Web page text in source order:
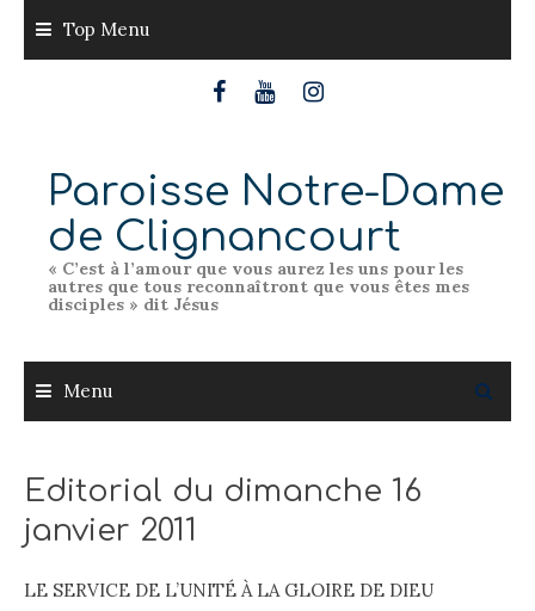
content
Top Menu
Paroisse Notre-Dame
de Clignancourt
« C’est à l’amour que vous aurez les uns pour les
autres que tous reconnaîtront que vous êtes mes
disciples » dit Jésus
Menu
Editorial du dimanche 16
janvier 2011
LE SERVICE DE L’UNITÉ À LA GLOIRE DE DIEU